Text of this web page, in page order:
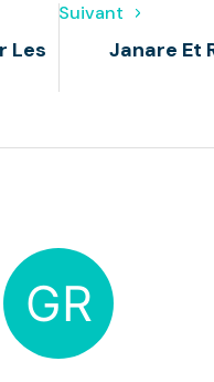
Les
Suivant
Janare Et